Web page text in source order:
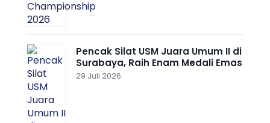
Pencak Silat USM Juara Umum II di
Surabaya, Raih Enam Medali Emas
29 Juli 2026